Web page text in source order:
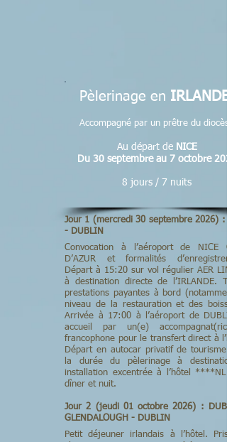
Pèlerinage en IRLANDE
Accompagné par un prêtre du
Au départ de NICE
Du 30 septembre au 7 octobre
8 jours / 7 nuits
Jour 1 (mercredi 30 septembre 2026) :
- DUBLIN
Convocation à l’aéroport de NICE
D’AZUR et formalités
Départ à 15:20 sur vol régulier AER
à destination directe de l’IRLANDE.
prestations payantes à bord
niveau de la restauration et des
Arrivée à 17:00 à l’aéroport de
accueil par un(e)
francophone pour le transfert direct à
Départ en autocar privatif de tourisme
la durée du pèlerinage à
installation excentrée à l’hôtel ****NL
dîner et nuit.
Jour 2 (jeudi 01 octobre 2026) :
GLENDALOUGH - DUBLIN
Petit déjeuner irlandais à l’hôtel.